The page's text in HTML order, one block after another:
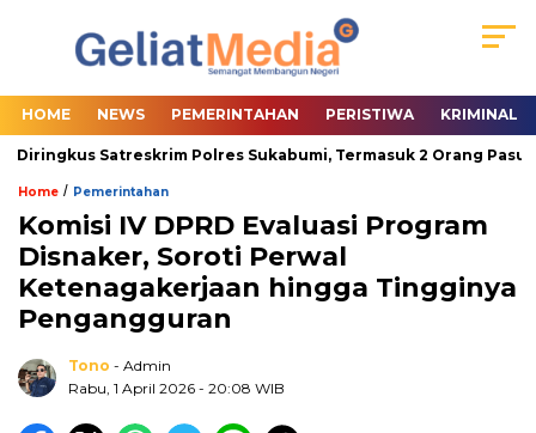
HOME NEWS PEMERINTAHAN PERISTIWA KRIMINAL
Satreskrim Polres Sukabumi, Termasuk 2 Orang Pasutri
Home / Pemerintahan
Komisi IV DPRD Evaluasi Program
Disnaker, Soroti Perwal
Ketenagakerjaan hingga Tingginya
Pengangguran
Tono - Admin
Rabu, 1 April 2026 - 20:08 WIB